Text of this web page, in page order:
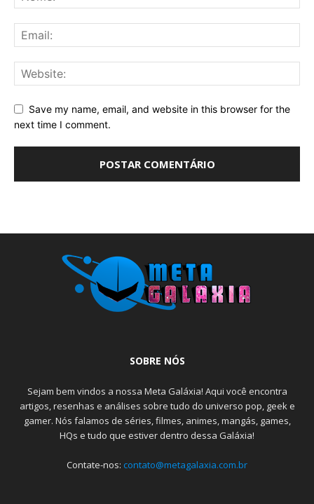
Save my name, email, and website in this browser for the
next time I comment.
SOBRE NÓS
Sejam bem vindos a nossa Meta Galáxia! Aqui você encontra
artigos, resenhas e análises sobre tudo do universo pop, geek e
gamer. Nós falamos de séries, filmes, animes, mangás, games,
HQs e tudo que estiver dentro dessa Galáxia!
Contate-nos: contato@metagalaxia.com.br